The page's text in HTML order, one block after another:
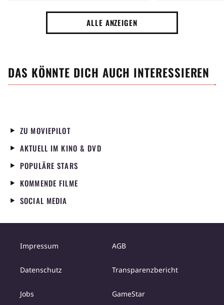
ALLE ANZEIGEN
DAS KÖNNTE DICH AUCH INTERESSIEREN
ZU MOVIEPILOT
AKTUELL IM KINO & DVD
POPULÄRE STARS
KOMMENDE FILME
SOCIAL MEDIA
Impressum AGB
Datenschutz Transparenzbericht
Jobs GameStar